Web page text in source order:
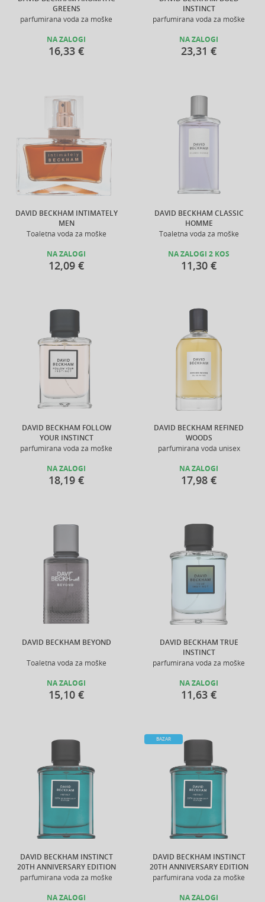
GREENS
parfumirana voda za moške
NA ZALOGI
16,33 €
INSTINCT
parfumirana voda za moške
NA ZALOGI
23,31 €
DAVID BECKHAM INTIMATELY
MEN
Toaletna voda za moške
NA ZALOGI
12,09 €
DAVID BECKHAM CLASSIC
HOMME
Toaletna voda za moške
NA ZALOGI 2 KOS
11,30 €
DAVID BECKHAM FOLLOW
YOUR INSTINCT
parfumirana voda za moške
NA ZALOGI
18,19 €
DAVID BECKHAM REFINED
WOODS
parfumirana voda unisex
NA ZALOGI
17,98 €
DAVID BECKHAM BEYOND
Toaletna voda za moške
NA ZALOGI
15,10 €
DAVID BECKHAM TRUE
INSTINCT
parfumirana voda za moške
NA ZALOGI
11,63 €
DAVID BECKHAM INSTINCT
20TH ANNIVERSARY EDITION
parfumirana voda za moške
NA ZALOGI
DAVID BECKHAM INSTINCT
20TH ANNIVERSARY EDITION
parfumirana voda za moške
BAZAR
NA ZALOGI